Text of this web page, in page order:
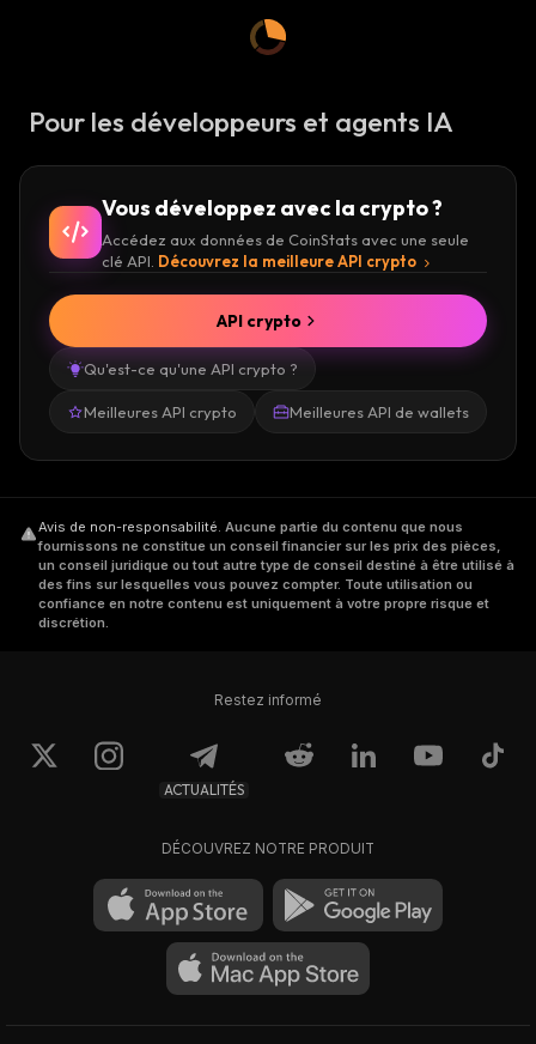
Pour les développeurs et agents IA
Vous développez avec la crypto ?
Accédez aux données de CoinStats avec une seule
clé API. Découvrez la meilleure API crypto
Qu'est-ce qu'une API crypto ?
Meilleures API crypto Meilleures API de wallets
API crypto
Avis de non-responsabilité. Aucune partie du contenu que nous
fournissons ne constitue un conseil financier sur les prix des pièces,
un conseil juridique ou tout autre type de conseil destiné à être utilisé à
des fins sur lesquelles vous pouvez compter. Toute utilisation ou
confiance en notre contenu est uniquement à votre propre risque et
discrétion.
Restez informé
ACTUALITÉS
DÉCOUVREZ NOTRE PRODUIT